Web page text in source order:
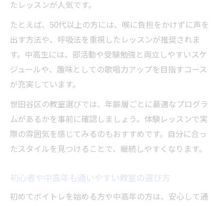
たレッスンが人気です。
たとえば、50代以上の方には、喉に負担をかけずに声を
出す方法や、呼吸法を重視したレッスンが推奨されま
す。中高生には、部活動や受験勉強と両立しやすいスケ
ジュールや、趣味としての歌唱力アップを目指すコース
が充実しています。
世田谷区の教室選びでは、年齢層ごとに最適なプログラ
ムがあるかを事前に確認しましょう。体験レッスンで実
際の雰囲気を感じてみるのもおすすめです。自分に合っ
たスタイルを見つけることで、継続しやすくなります。
初心者や中高年も通いやすい教室の選び方
初めてボイトレを始める方や中高年の方は、安心して通